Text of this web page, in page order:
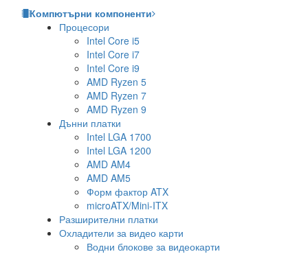
Компютърни компоненти
Процесори
Intel Core i5
Intel Core i7
Intel Core i9
AMD Ryzen 5
AMD Ryzen 7
AMD Ryzen 9
Дънни платки
Intel LGA 1700
Intel LGA 1200
AMD AM4
AMD AM5
Форм фактор ATX
microATX/Mini-ITX
Разширителни платки
Охладители за видео карти
Водни блокове за видеокарти